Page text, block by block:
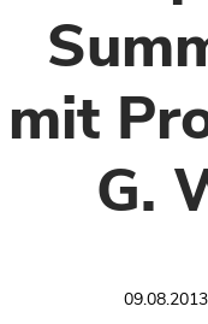
mit
G.
09.08.2013